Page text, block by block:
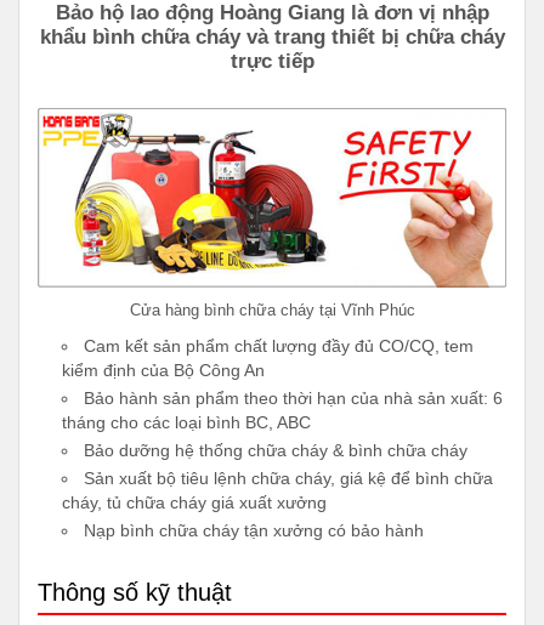
Bảo hộ lao động Hoàng Giang là đơn vị nhập
khẩu bình chữa cháy và trang thiết bị chữa cháy
trực tiếp
Cửa hàng bình chữa cháy tại Vĩnh Phúc
Cam kết sản phẩm chất lượng đầy đủ CO/CQ, tem
kiểm định của Bộ Công An
Bảo hành sản phẩm theo thời hạn của nhà sản xuất: 6
tháng cho các loại bình BC, ABC
Bảo dưỡng hệ thống chữa cháy & bình chữa cháy
Sản xuất bộ tiêu lệnh chữa cháy, giá kệ để bình chữa
cháy, tủ chữa cháy giá xuất xưởng
Nạp bình chữa cháy tận xưởng có bảo hành
Thông số kỹ thuật